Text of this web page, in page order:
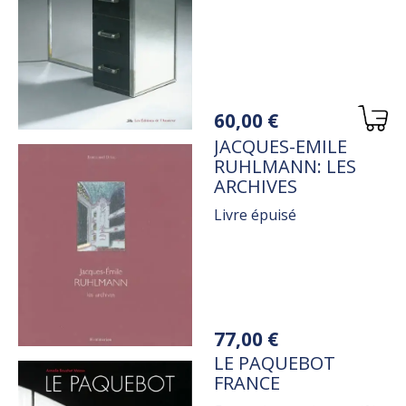
Variations
60,00 €
TITRE
JACQUES-EMILE
RUHLMANN: LES
ARCHIVES
Livre épuisé
Variations
77,00 €
TITRE
LE PAQUEBOT
FRANCE